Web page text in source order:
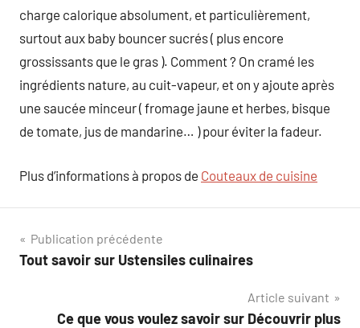
charge calorique absolument, et particulièrement,
surtout aux baby bouncer sucrés ( plus encore
grossissants que le gras ). Comment ? On cramé les
ingrédients nature, au cuit-vapeur, et on y ajoute après
une saucée minceur ( fromage jaune et herbes, bisque
de tomate, jus de mandarine… ) pour éviter la fadeur.
Plus d’informations à propos de Couteaux de cuisine
Navigation
de
Publication précédente
Tout savoir sur Ustensiles culinaires
Article suivant
Ce que vous voulez savoir sur Découvrir plus